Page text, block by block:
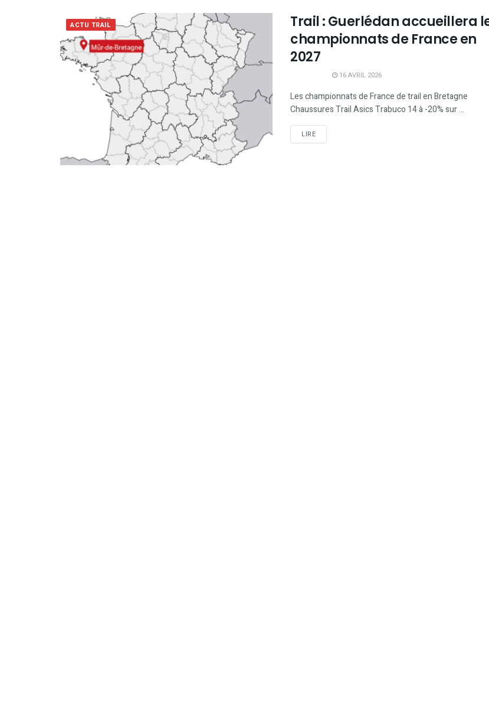
ACTU TRAIL
Trail : Guerlédan accueillera
championnats de France en
2027
16 AVRIL 2026
Les championnats de France de trail en Bretagne
Chaussures Trail Asics Trabuco 14 à -20% sur ...
LIRE